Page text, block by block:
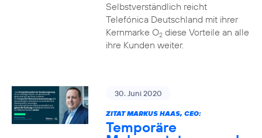
Selbstverständlich reicht
Telefónica Deutschland mit ihrer
Kernmarke O2diese Vorteile an alle
ihre Kunden weiter.
30. Juni 2020
ZITAT MARKUS HAAS, CEO:
Temporäre